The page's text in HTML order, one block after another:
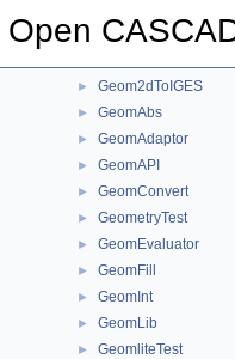
Open
► Geom2dInt
► Geom2dToIGES
► GeomAbs
► GeomAdaptor
► GeomAPI
► GeomConvert
► GeometryTest
► GeomEvaluator
► GeomFill
► GeomInt
► GeomLib
► GeomliteTest